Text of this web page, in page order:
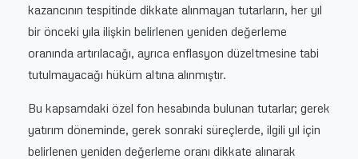
kazancının tespitinde dikkate alınmayan tutarların, her yıl
bir önceki yıla ilişkin belirlenen yeniden değerleme
oranında artırılacağı, ayrıca enflasyon düzeltmesine tabi
tutulmayacağı hüküm altına alınmıştır.
Bu kapsamdaki özel fon hesabında bulunan tutarlar; gerek
yatırım döneminde, gerek sonraki süreçlerde, ilgili yıl için
belirlenen yeniden değerleme oranı dikkate alınarak